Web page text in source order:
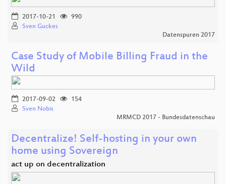
2017-10-21
990
Sven Guckes
Datenspuren 2017
Case Study of Mobile Billing Fraud in the
Wild
2017-09-02
154
Sven Nobis
MRMCD 2017 - Bundesdatenschau
Decentralize! Self-hosting in your own
home using Sovereign
act up on decentralization